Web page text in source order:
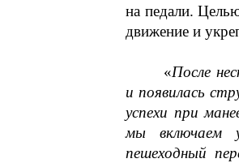
на педали.
движение и
«После
и появилась
успехи при
мы включаем
пешеходный